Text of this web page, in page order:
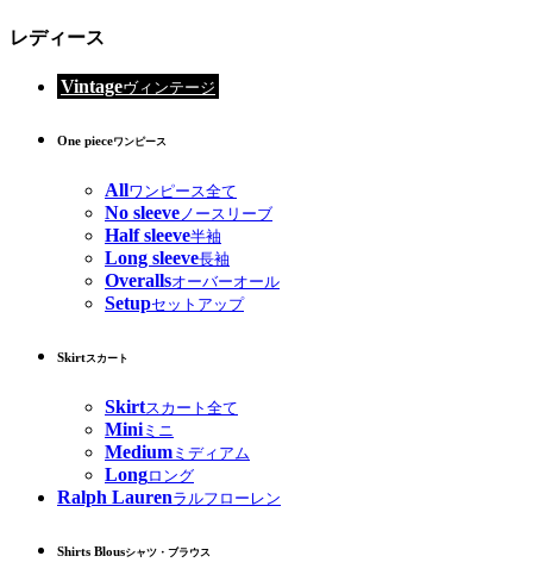
レディース
Vintageヴィンテージ
One pieceワンピース
Allワンピース全て
No sleeveノースリーブ
Half sleeve半袖
Long sleeve長袖
Overallsオーバーオール
Setupセットアップ
Skirtスカート
Skirtスカート全て
Miniミニ
Medium ミディアム
Longロング
Ralph Laurenラルフローレン
Shirts Blousシャツ・ブラウス